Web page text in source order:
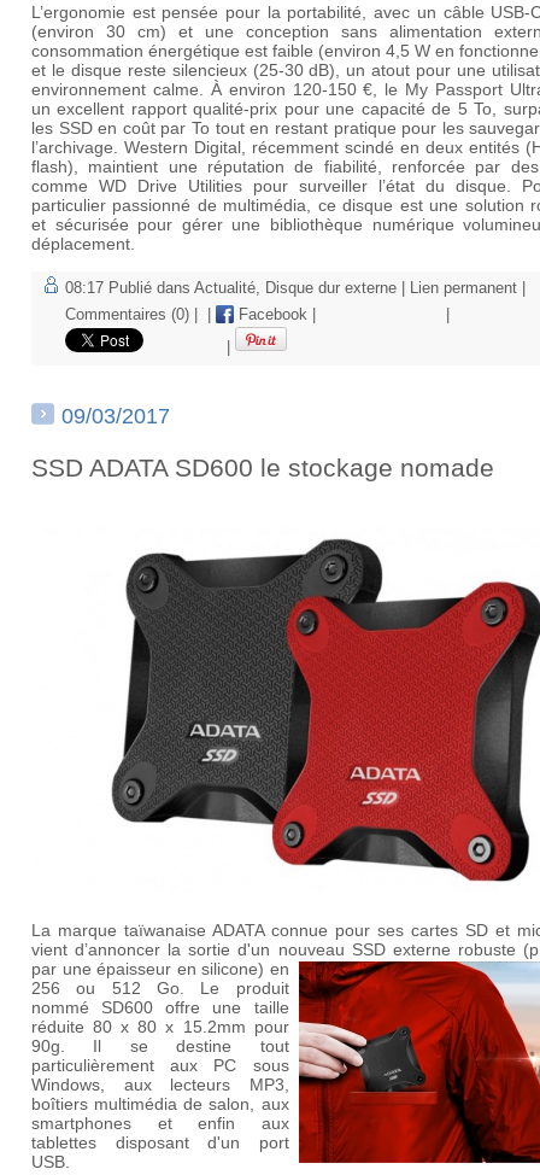
L’ergonomie est pensée pour la portabilité, avec un câble USB-
(environ 30 cm) et une conception sans alimentation
consommation énergétique est faible (environ 4,5 W en
et le disque reste silencieux (25-30 dB), un atout pour une
environnement calme. À environ 120-150 €, le My Passport
un excellent rapport qualité-prix pour une capacité de 5 To,
les SSD en coût par To tout en restant pratique pour les
l’archivage. Western Digital, récemment scindé en deux entités
flash), maintient une réputation de fiabilité, renforcée par
comme WD Drive Utilities pour surveiller l’état du disque.
particulier passionné de multimédia, ce disque est une solution
et sécurisée pour gérer une bibliothèque numérique
déplacement.
08:17 Publié dans Actualité Disque dur externe Lien permanent
Commentaires (0)
Facebook
09/03/2017
SSD ADATA SD600 le stockage nomade
La marque taïwanaise ADATA connue pour ses cartes SD et
vient d’annoncer la sortie d'un nouveau SSDexterne robuste
par une épaisseur en silicone) en
256 ou 512 Go. Le produit
nommé SD600 offre une taille
réduite 80 x 80 x 15.2mm pour
90g. Il se destine tout
particulièrement aux PC sous
Windows, aux lecteurs MP3,
boîtiers multimédia de salon, aux
smartphones et enfin aux
tablettes disposant d'un port
USB.